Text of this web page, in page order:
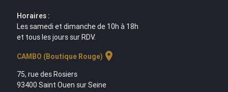
Horaires :
Les samedi et dimanche de 10h à 18h
et tous les jours sur RDV.
CAMBO (Boutique Rouge) location_on
75, rue des Rosiers
93400 Saint Ouen sur Seine